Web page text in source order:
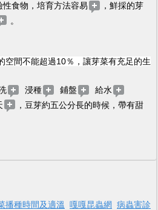
食物，培育方法容易
，鮮採的芽
。
空間不能超過10％，讓芽菜有充足的生
  浸種
  鋪盤
  給水
，豆芽約五公分長的時候，帶有甜
播種時間及適溫 嘎嘎昆蟲網 病蟲害診